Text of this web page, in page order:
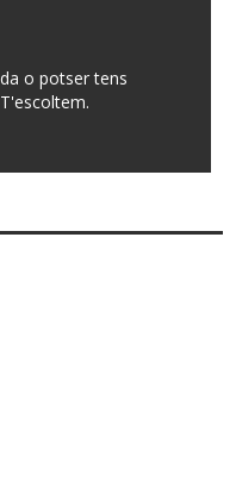
o potser tens